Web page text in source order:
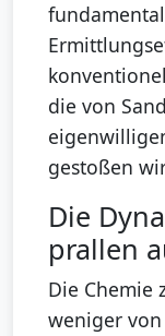
die von
gestoßen
Die
prallen
Die Chemie
weniger